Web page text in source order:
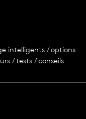
intelligents / options
/ tests / conseils